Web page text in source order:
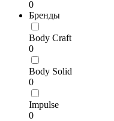
0
Бренды
Body Craft
0
Body Solid
0
Impulse
0